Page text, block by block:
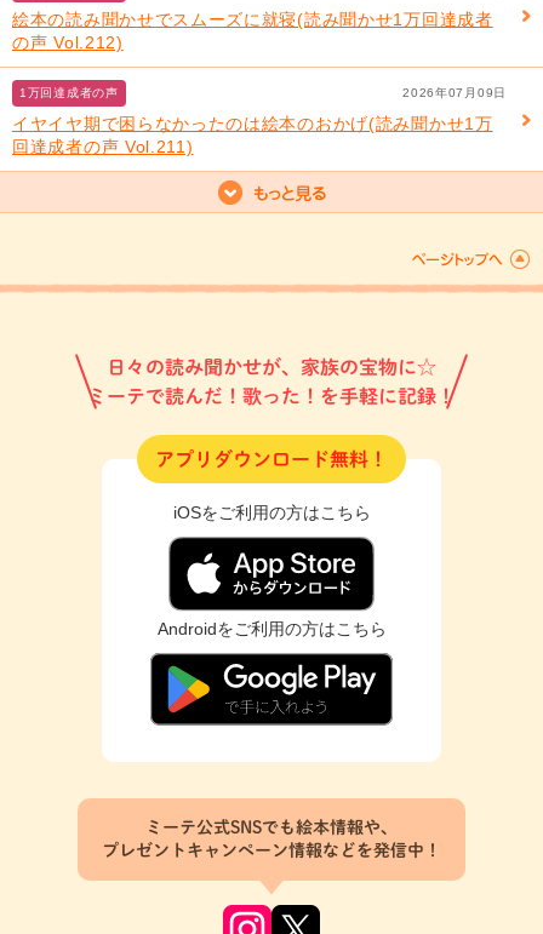
絵本の読み聞かせでスムーズに就寝(読み聞かせ1万回達成者
の声 Vol.212)
2026年07月09日
1万回達成者の声
イヤイヤ期で困らなかったのは絵本のおかげ(読み聞かせ1万
回達成者の声 Vol.211)
日々の読み聞かせが、家族の宝物に☆
ミーテで読んだ！歌った！を手軽に記録！
アプリダウンロード無料！
iOSをご利用の方はこちら
Androidをご利用の方はこちら
ミーテ公式SNSでも絵本情報や、
プレゼントキャンペーン情報などを発信中！